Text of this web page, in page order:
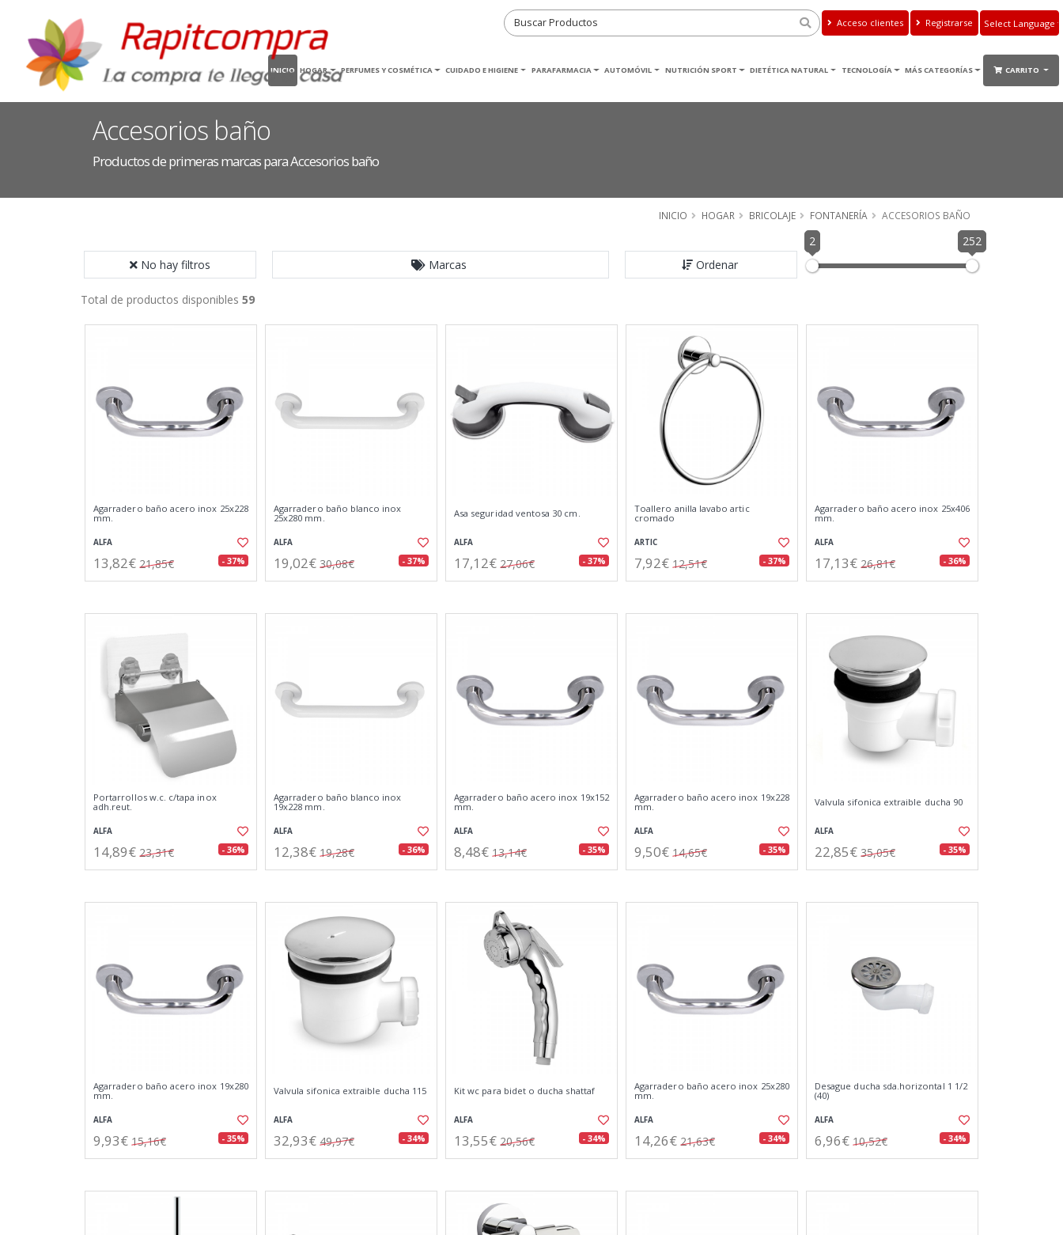
Acceso clientes Registrarse
Translate
INICIO HOGAR PERFUMES Y COSMÉTICA CUIDADO E HIGIENE PARAFARMACIA AUTOMÓVIL NUTRICIÓN SPORT DIETÉTICA NATURAL TECNOLOGÍA MÁS CATEGORÍAS CARRITO
Accesorios baño
Productos de primeras marcas para Accesorios baño
INICIO HOGAR BRICOLAJE FONTANERÍA ACCESORIOS BAÑO
No hay filtros Marcas Ordenar
2 252
Total de productos disponibles 59
Agarradero baño acero inox 25x228
mm.
ALFA
13,82€ 21,85€ - 37%
Agarradero baño blanco inox
25x280 mm.
ALFA
19,02€ 30,08€ - 37%
Asa seguridad ventosa 30 cm.
ALFA
17,12€ 27,06€ - 37%
Toallero anilla lavabo artic
cromado
ARTIC
7,92€ 12,51€ - 37%
Agarradero baño acero inox 25x406
mm.
ALFA
17,13€ 26,81€ - 36%
Portarrollos w.c. c/tapa inox
adh.reut.
ALFA
14,89€ 23,31€ - 36%
Agarradero baño blanco inox
19x228 mm.
ALFA
12,38€ 19,28€ - 36%
Agarradero baño acero inox 19x152
mm.
ALFA
8,48€ 13,14€ - 35%
Agarradero baño acero inox 19x228
mm.
ALFA
9,50€ 14,65€ - 35%
Valvula sifonica extraible ducha 90
ALFA
22,85€ 35,05€ - 35%
Agarradero baño acero inox 19x280
mm.
ALFA
9,93€ 15,16€ - 35%
Valvula sifonica extraible ducha 115
ALFA
32,93€ 49,97€ - 34%
Kit wc para bidet o ducha shattaf
ALFA
13,55€ 20,56€ - 34%
Agarradero baño acero inox 25x280
mm.
ALFA
14,26€ 21,63€ - 34%
Desague ducha sda.horizontal 1 1/2
(40)
ALFA
6,96€ 10,52€ - 34%